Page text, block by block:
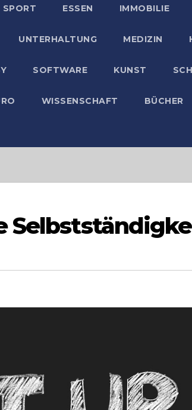
SPORT ESSEN IMMOBILIE
UNTERHALTUNG MEDIZIN
SOFTWARE KUNST
WISSENSCHAFT BÜCHER